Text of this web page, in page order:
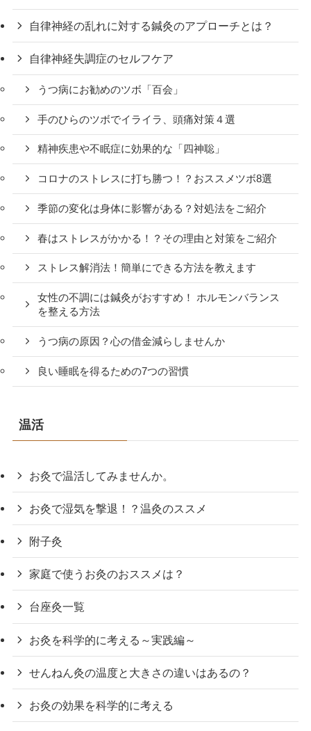
自律神経の乱れに対する鍼灸のアプローチとは？
自律神経失調症のセルフケア
うつ病にお勧めのツボ「百会」
手のひらのツボでイライラ、頭痛対策４選
精神疾患や不眠症に効果的な「四神聡」
コロナのストレスに打ち勝つ！？おススメツボ8選
季節の変化は身体に影響がある？対処法をご紹介
春はストレスがかかる！？その理由と対策をご紹介
ストレス解消法！簡単にできる方法を教えます
女性の不調には鍼灸がおすすめ！ ホルモンバランス
を整える方法
うつ病の原因？心の借金減らしませんか
良い睡眠を得るための7つの習慣
温活
お灸で温活してみませんか。
お灸で湿気を撃退！？温灸のススメ
附子灸
家庭で使うお灸のおススメは？
台座灸一覧
お灸を科学的に考える～実践編～
せんねん灸の温度と大きさの違いはあるの？
お灸の効果を科学的に考える